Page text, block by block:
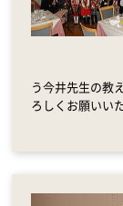
う今井先生の教
ろしくお願いい